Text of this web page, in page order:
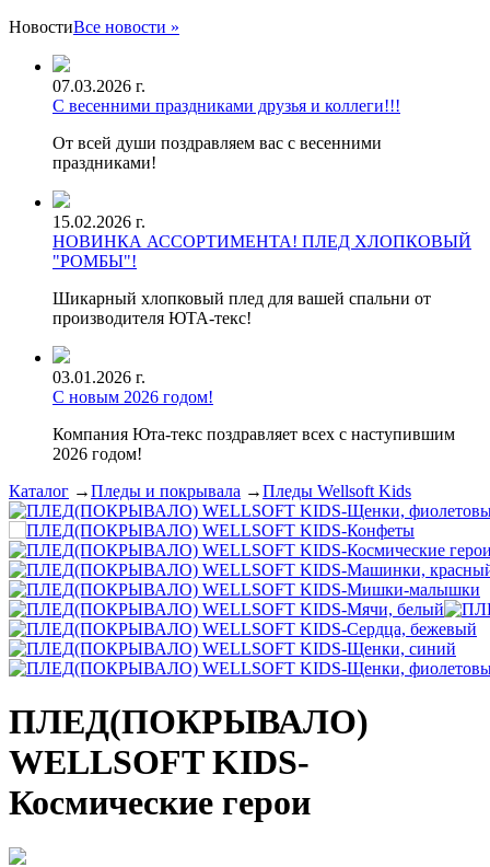
НовостиВсе новости »
07.03.2026 г.
С весенними праздниками друзья и коллеги!!!
От всей души поздравляем вас с весенними
праздниками!
15.02.2026 г.
НОВИНКА АССОРТИМЕНТА! ПЛЕД ХЛОПКОВЫЙ
"РОМБЫ"!
Шикарный хлопковый плед для вашей спальни от
производителя ЮТА-текс!
03.01.2026 г.
С новым 2026 годом!
Компания Юта-текс поздравляет всех с наступившим
2026 годом!
Каталог →Пледы и покрывала →Пледы Wellsoft Kids
ПЛЕД(ПОКРЫВАЛО)
WELLSOFT KIDS-
Космические герои